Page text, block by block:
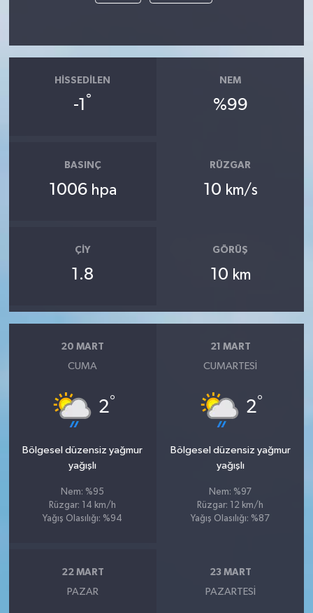
HISSEDILEN
-1 °
NEM
%99
BASINÇ
1006 hpa
RÜZGAR
10 km/s
ÇIY
1.8
GÖRÜŞ
10 km
20 MART
CUMA
2°
Bölgesel düzensiz yağmur
yağışlı
Nem: %95
Rüzgar: 14 km/h
Yağış Olasılığı: %94
21 MART
CUMARTESI
2°
Bölgesel düzensiz yağmur
yağışlı
Nem: %97
Rüzgar: 12 km/h
Yağış Olasılığı: %87
22 MART
PAZAR
23 MART
PAZARTESI